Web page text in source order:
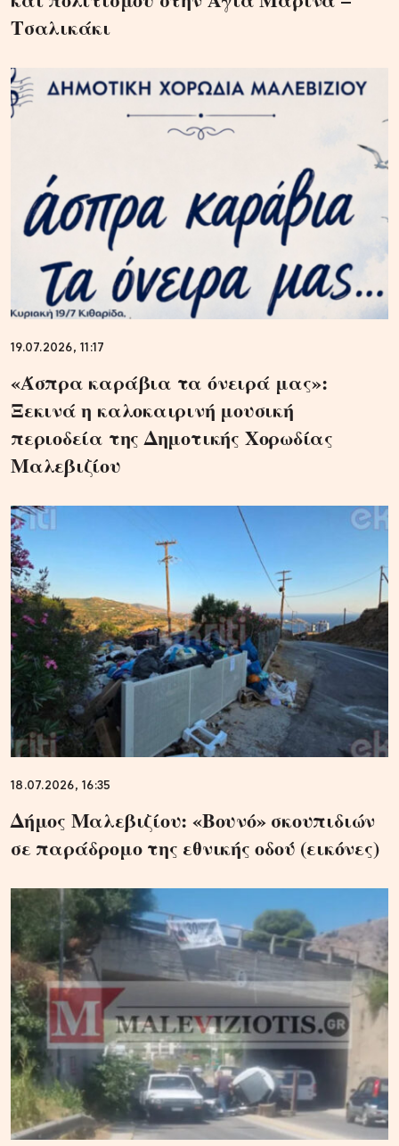
Τσαλικάκι
19.07.2026, 11:17
«Άσπρα καράβια τα όνειρά μας»:
Ξεκινά η καλοκαιρινή μουσική
περιοδεία της Δημοτικής Χορωδίας
Μαλεβιζίου
18.07.2026, 16:35
Δήμος Μαλεβιζίου: «Βουνό» σκουπιδιών
σε παράδρομο της εθνικής οδού (εικόνες)